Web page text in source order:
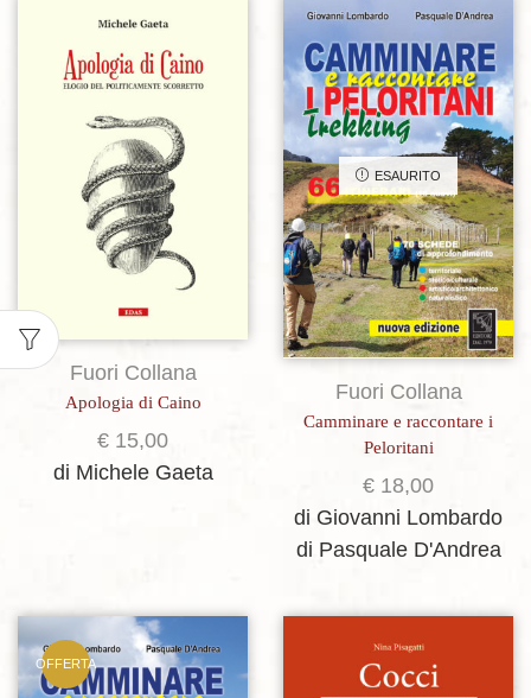
Aggiungi alla lista dei desideri
Fuori Collana
Apologia di Caino
€ 15,00
di Michele Gaeta
Aggiungi alla lista dei desideri
ESAURITO
Fuori Collana
Camminare e raccontare i
Peloritani
€ 18,00
di Giovanni Lombardo
di Pasquale D'Andrea
OFFERTA